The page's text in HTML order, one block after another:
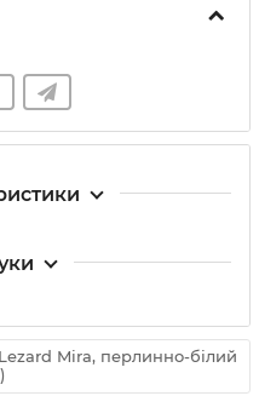
Mira, перлинно-білий